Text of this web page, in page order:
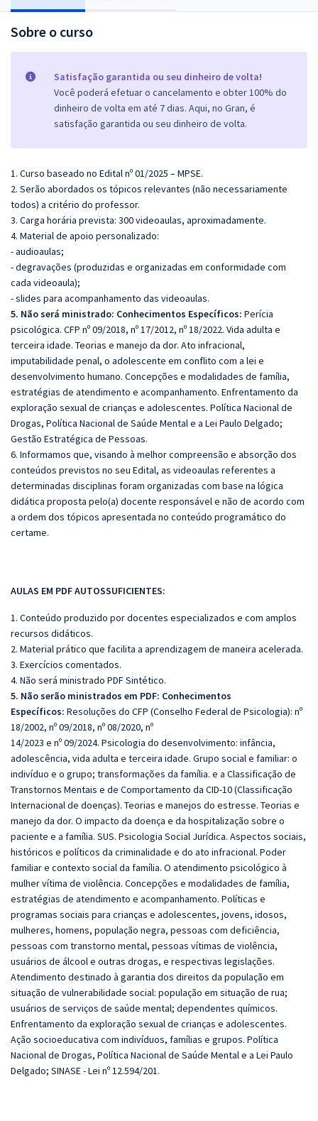
Sobre o curso
Satisfação garantida ou seu dinheiro de volta!
Você poderá efetuar o cancelamento e obter 100% do
dinheiro de volta em até 7 dias. Aqui, no Gran, é
satisfação garantida ou seu dinheiro de volta.
1. Curso baseado no Edital nº 01/2025 – MPSE.
2. Serão abordados os tópicos relevantes (não necessariamente
todos) a critério do professor.
3. Carga horária prevista: 300 videoaulas, aproximadamente.
4. Material de apoio personalizado:
- audioaulas;
- degravações (produzidas e organizadas em conformidade com
cada videoaula);
- slides para acompanhamento das videoaulas.
5. Não será ministrado: Conhecimentos Específicos: Perícia
psicológica. CFP nº 09/2018, nº 17/2012, nº 18/2022. Vida adulta e
terceira idade. Teorias e manejo da dor. Ato infracional,
imputabilidade penal, o adolescente em conflito com a lei e
desenvolvimento humano. Concepções e modalidades de família,
estratégias de atendimento e acompanhamento. Enfrentamento da
exploração sexual de crianças e adolescentes. Política Nacional de
Drogas, Política Nacional de Saúde Mental e a Lei Paulo Delgado;
Gestão Estratégica de Pessoas.
6. Informamos que, visando à melhor compreensão e absorção dos
conteúdos previstos no seu Edital, as videoaulas referentes a
determinadas disciplinas foram organizadas com base na lógica
didática proposta pelo(a) docente responsável e não de acordo com
a ordem dos tópicos apresentada no conteúdo programático do
certame.
AULAS EM PDF AUTOSSUFICIENTES:
1. Conteúdo produzido por docentes especializados e com amplos
recursos didáticos.
2. Material prático que facilita a aprendizagem de maneira acelerada.
3. Exercícios comentados.
4. Não será ministrado PDF Sintético.
5. Não serão ministrados em PDF: Conhecimentos
Específicos: Resoluções do CFP (Conselho Federal de Psicologia): nº
18/2002, nº 09/2018, nº 08/2020, nº
14/2023 e nº 09/2024. Psicologia do desenvolvimento: infância,
adolescência, vida adulta e terceira idade. Grupo social e familiar: o
indivíduo e o grupo; transformações da família. e a Classificação de
Transtornos Mentais e de Comportamento da CID-10 (Classificação
Internacional de doenças). Teorias e manejos do estresse. Teorias e
manejo da dor. O impacto da doença e da hospitalização sobre o
paciente e a família. SUS. Psicologia Social Jurídica. Aspectos sociais,
históricos e políticos da criminalidade e do ato infracional. Poder
familiar e contexto social da família. O atendimento psicológico à
mulher vítima de violência. Concepções e modalidades de família,
estratégias de atendimento e acompanhamento. Políticas e
programas sociais para crianças e adolescentes, jovens, idosos,
mulheres, homens, população negra, pessoas com deficiência,
pessoas com transtorno mental, pessoas vítimas de violência,
usuários de álcool e outras drogas, e respectivas legislações.
Atendimento destinado à garantia dos direitos da população em
situação de vulnerabilidade social: população em situação de rua;
usuários de serviços de saúde mental; dependentes químicos.
Enfrentamento da exploração sexual de crianças e adolescentes.
Ação socioeducativa com indivíduos, famílias e grupos. Política
Nacional de Drogas, Política Nacional de Saúde Mental e a Lei Paulo
Delgado; SINASE - Lei nº 12.594/201.